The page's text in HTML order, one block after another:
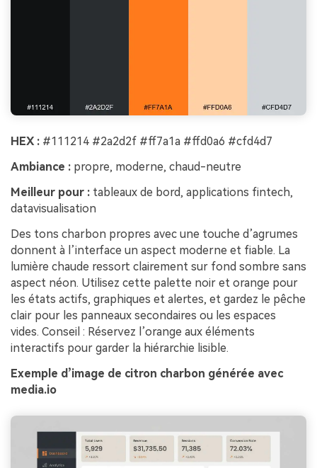
HEX : #111214 #2a2d2f #ff7a1a #ffd0a6 #cfd4d7
Ambiance : propre, moderne, chaud-neutre
Meilleur pour : tableaux de bord, applications fintech,
datavisualisation
Des tons charbon propres avec une touche d’agrumes
donnent à l’interface un aspect moderne et fiable. La
lumière chaude ressort clairement sur fond sombre sans
aspect néon. Utilisez cette palette noir et orange pour
les états actifs, graphiques et alertes, et gardez le pêche
clair pour les panneaux secondaires ou les espaces
vides. Conseil : Réservez l’orange aux éléments
interactifs pour garder la hiérarchie lisible.
Exemple d’image de citron charbon générée avec
media.io